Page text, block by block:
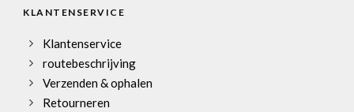
KLANTENSERVICE
Klantenservice
routebeschrijving
Verzenden & ophalen
Retourneren